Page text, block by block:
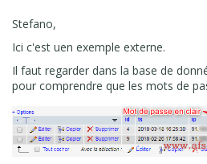
Stefano,
Ici c'est uen exemple externe.
Il faut regarder dans la base de
pour comprendre que les mots de